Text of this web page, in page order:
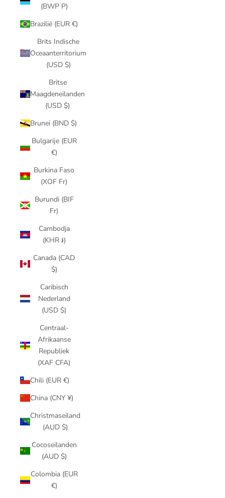
(BWP P)
Brazilië (EUR €)
Brits Indische
Oceaanterritorium
(USD $)
Britse
Maagdeneilanden
(USD $)
Brunei (BND $)
Bulgarije (EUR
€)
Burkina Faso
(XOF Fr)
Burundi (BIF
Fr)
Cambodja
(KHR ៛)
Canada (CAD
$)
Caribisch
Nederland
(USD $)
Centraal-
Afrikaanse
Republiek
(XAF CFA)
Chili (EUR €)
China (CNY ¥)
Christmaseiland
(AUD $)
Cocoseilanden
(AUD $)
Colombia (EUR
€)